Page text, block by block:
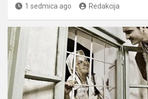
1 sedmica ago Redakcija